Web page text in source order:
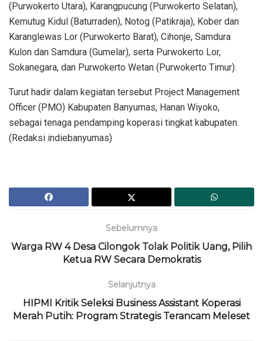
(Purwokerto Utara), Karangpucung (Purwokerto Selatan),
Kemutug Kidul (Baturraden), Notog (Patikraja), Kober dan
Karanglewas Lor (Purwokerto Barat), Cihonje, Samdura
Kulon dan Samdura (Gumelar), serta Purwokerto Lor,
Sokanegara, dan Purwokerto Wetan (Purwokerto Timur).
Turut hadir dalam kegiatan tersebut Project Management
Officer (PMO) Kabupaten Banyumas, Hanan Wiyoko,
sebagai tenaga pendamping koperasi tingkat kabupaten.
(Redaksi indiebanyumas)
Sebelumnya
Warga RW 4 Desa Cilongok Tolak Politik Uang, Pilih
Ketua RW Secara Demokratis
Selanjutnya
HIPMI Kritik Seleksi Business Assistant Koperasi
Merah Putih: Program Strategis Terancam Meleset